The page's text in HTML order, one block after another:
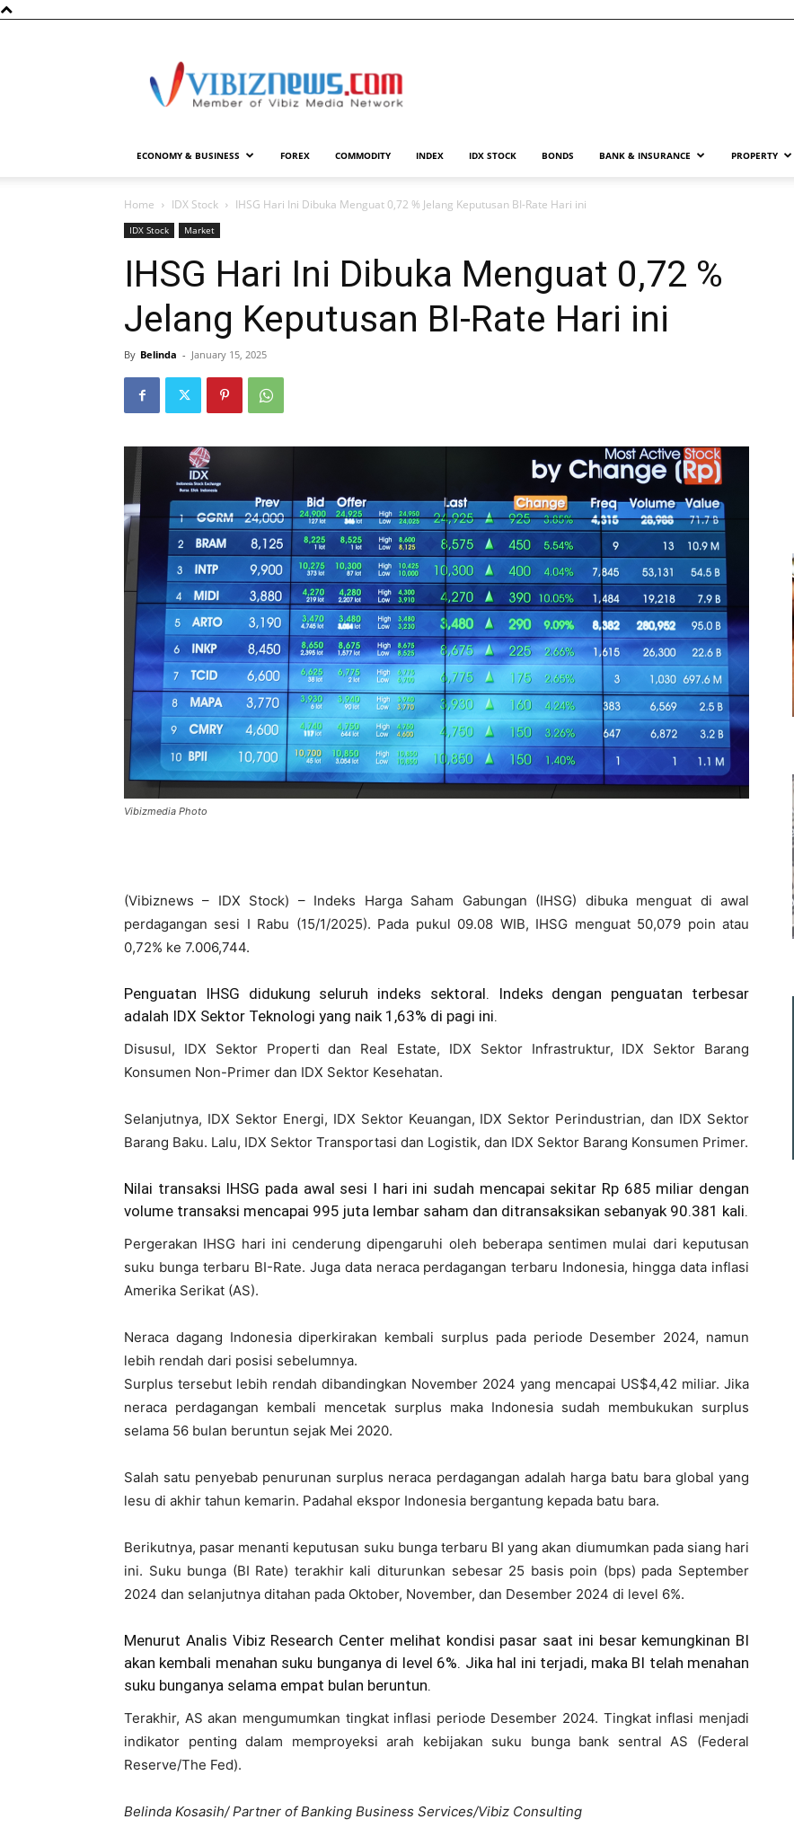
ECONOMY & BUSINESS FOREX COMMODITY INDEX IDX STOCK BONDS BANK & INSURANCE PROPERTY
Home IDX Stock IHSG Hari Ini Dibuka Menguat 0,72 % Jelang Keputusan BI-Rate Hari ini
IDX Stock Market
IHSG Hari Ini Dibuka Menguat 0,72 %
Jelang Keputusan BI-Rate Hari ini
By Belinda - January 15, 2025
Vibizmedia Photo
(Vibiznews – IDX Stock) – Indeks Harga Saham Gabungan (IHSG) dibuka menguat di awal
perdagangan sesi I Rabu (15/1/2025). Pada pukul 09.08 WIB, IHSG menguat 50,079 poin atau
0,72% ke 7.006,744.
Penguatan IHSG didukung seluruh indeks sektoral. Indeks dengan penguatan terbesar
adalah IDX Sektor Teknologi yang naik 1,63% di pagi ini.
Disusul, IDX Sektor Properti dan Real Estate, IDX Sektor Infrastruktur, IDX Sektor Barang
Konsumen Non-Primer dan IDX Sektor Kesehatan.
Selanjutnya, IDX Sektor Energi, IDX Sektor Keuangan, IDX Sektor Perindustrian, dan IDX Sektor
Barang Baku. Lalu, IDX Sektor Transportasi dan Logistik, dan IDX Sektor Barang Konsumen Primer.
Nilai transaksi IHSG pada awal sesi I hari ini sudah mencapai sekitar Rp 685 miliar dengan
volume transaksi mencapai 995 juta lembar saham dan ditransaksikan sebanyak 90.381 kali.
Pergerakan IHSG hari ini cenderung dipengaruhi oleh beberapa sentimen mulai dari keputusan
suku bunga terbaru BI-Rate. Juga data neraca perdagangan terbaru Indonesia, hingga data inflasi
Amerika Serikat (AS).
Neraca dagang Indonesia diperkirakan kembali surplus pada periode Desember 2024, namun
lebih rendah dari posisi sebelumnya.
Surplus tersebut lebih rendah dibandingkan November 2024 yang mencapai US$4,42 miliar. Jika
neraca perdagangan kembali mencetak surplus maka Indonesia sudah membukukan surplus
selama 56 bulan beruntun sejak Mei 2020.
Salah satu penyebab penurunan surplus neraca perdagangan adalah harga batu bara global yang
lesu di akhir tahun kemarin. Padahal ekspor Indonesia bergantung kepada batu bara.
Berikutnya, pasar menanti keputusan suku bunga terbaru BI yang akan diumumkan pada siang hari
ini. Suku bunga (BI Rate) terakhir kali diturunkan sebesar 25 basis poin (bps) pada September
2024 dan selanjutnya ditahan pada Oktober, November, dan Desember 2024 di level 6%.
Menurut Analis Vibiz Research Center melihat kondisi pasar saat ini besar kemungkinan BI
akan kembali menahan suku bunganya di level 6%. Jika hal ini terjadi, maka BI telah menahan
suku bunganya selama empat bulan beruntun.
Terakhir, AS akan mengumumkan tingkat inflasi periode Desember 2024. Tingkat inflasi menjadi
indikator penting dalam memproyeksi arah kebijakan suku bunga bank sentral AS (Federal
Reserve/The Fed).
Belinda Kosasih/ Partner of Banking Business Services/Vibiz Consulting